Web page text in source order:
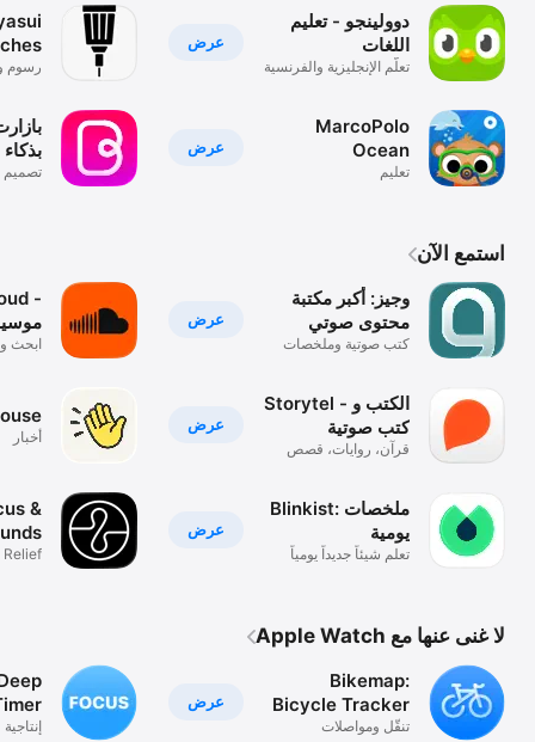
عرض
دوولينجو - تعليم
اللغات
تعلّم الإنجليزية والفرنسية
عرض
MarcoPolo
Ocean
تعليم
رسوم
تصميم
استمع الآن
عرض
وجيز: أكبر مكتبة
محتوى صوتي
كتب صوتية وملخصات
عرض
Storytel - الكتب و
كتب صوتية
قرآن، روايات، قصص
عرض
Blinkist: ملخصات
يومية
تعلم شيئاً جديداً يومياً
-
ابحث
أخبار
&
Relief
لا غنى عنها مع Apple Watch
عرض
Bikemap:
Bicycle Tracker
& GPS
تنقّل ومواصلات إنتاجية